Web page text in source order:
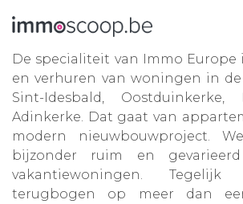
De specialiteit van Immo Europe
en verhuren van woningen in de
Sint-Idesbald,
Adinkerke. Dat gaat van
modern nieuwbouwproject.
bijzonder ruim en
vakantiewoningen.
terugbogen op meer dan